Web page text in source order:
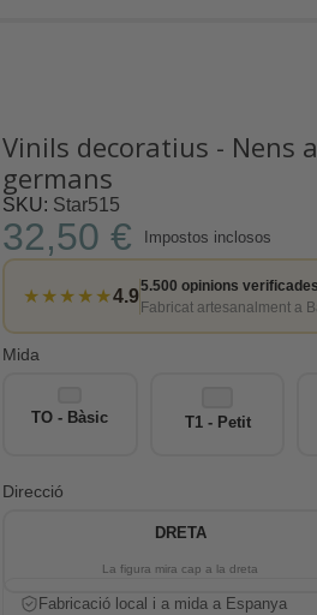
Vinils decoratius - Nens
germans
SKU Star515
32,50 € Impostos inclosos
★★★★★4.9
5.500 opinions verificades
Fabricat artesanalment a
Mida
TO - Bàsic T1 - Petit
Direcció
DRETA
Fabricació local i a mida a Espanya